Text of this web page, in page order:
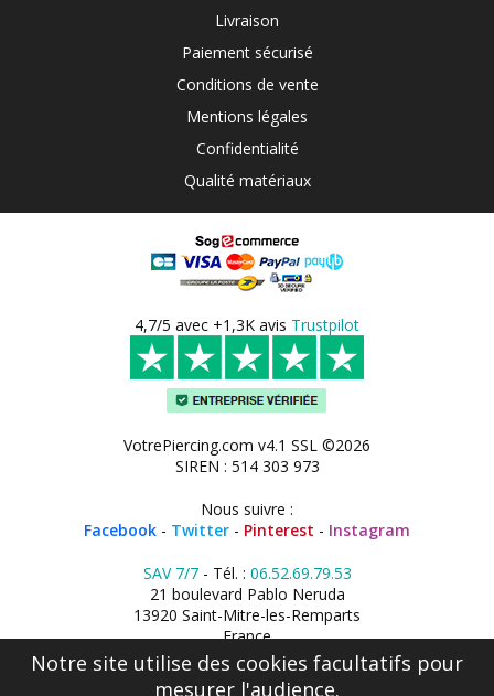
Livraison
Paiement sécurisé
Conditions de vente
Mentions légales
Confidentialité
Qualité matériaux
4,7/5 avec +1,3K avis Trustpilot
VotrePiercing.com v4.1 SSL ©2026
SIREN : 514 303 973
Nous suivre :
Facebook - Twitter - Pinterest - Instagram
SAV 7/7- Tél. : 06.52.69.79.53
21 boulevard Pablo Neruda
13920 Saint-Mitre-les-Remparts
France
Notre site utilise des cookies facultatifs pour
mesurer l'audience.